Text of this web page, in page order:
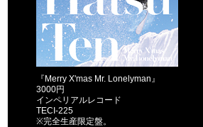
『Merry X'mas Mr. Lonelyman』
3000円
インペリアルレコード
TECI-225
※完全生産限定盤。